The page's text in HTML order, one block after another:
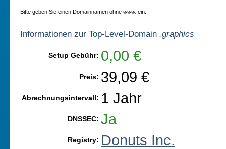
Bitte geben Sie einen Domainnamen ohne www. ein.
Informationen zur Top-Level-Domain .graphics
Setup Gebühr: 0,00 €
Preis: 39,09 €
Abrechnungsintervall: 1 Jahr
DNSSEC: Ja
Registry: Donuts Inc.